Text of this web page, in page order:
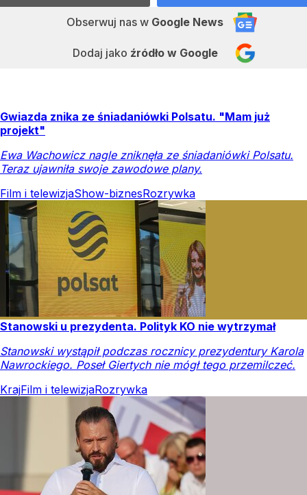
Obserwuj nas w Google News
Dodaj jako źródło w Google
Gwiazda znika ze śniadaniówki Polsatu. "Mam już
projekt"
Ewa Wachowicz nagle zniknęła ze śniadaniówki Polsatu.
Teraz ujawniła swoje zawodowe plany.
Film i telewizjaShow-biznesRozrywka
Stanowski u prezydenta. Polityk KO nie wytrzymał
Stanowski wystąpił podczas rocznicy prezydentury Karola
Nawrockiego. Poseł Giertych nie mógł tego przemilczeć.
KrajFilm i telewizjaRozrywka